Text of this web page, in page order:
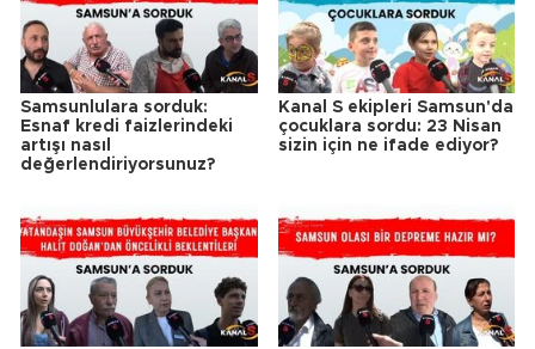
Samsunlulara sorduk:
Esnaf kredi faizlerindeki
artışı nasıl
değerlendiriyorsunuz?
Kanal S ekipleri Samsun'da
çocuklara sordu: 23 Nisan
sizin için ne ifade ediyor?